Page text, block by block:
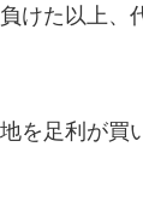
けた以上、
を足利が買